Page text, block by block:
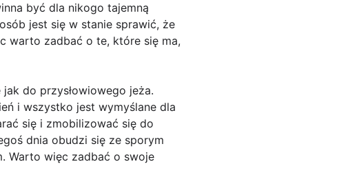
być dla nikogo tajemną
jest się w stanie sprawić, że
warto zadbać o te, które się ma,
do przysłowiowego jeża.
i wszystko jest wymyślane dla
się i zmobilizować się do
dnia obudzi się ze sporym
Warto więc zadbać o swoje